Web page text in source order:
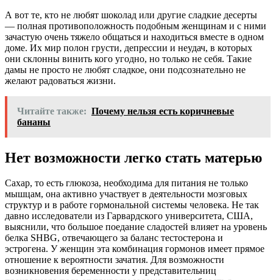
А вот те, кто не любят шоколад или другие сладкие десерты
— полная противоположность подобным женщинам и с ними
зачастую очень тяжело общаться и находиться вместе в одном
доме. Их мир полон грусти, депрессии и неудач, в которых
они склонны винить кого угодно, но только не себя. Такие
дамы не просто не любят сладкое, они подсознательно не
желают радоваться жизни.
Читайте также: Почему нельзя есть коричневые
бананы
Нет возможности легко стать матерью
Сахар, то есть глюкоза, необходима для питания не только
мышцам, она активно участвует в деятельности мозговых
структур и в работе гормональной системы человека. Не так
давно исследователи из Гарвардского университета, США,
выяснили, что большое поедание сладостей влияет на уровень
белка SHBG, отвечающего за баланс тестостерона и
эстрогена. У женщин эта комбинация гормонов имеет прямое
отношение к вероятности зачатия. Для возможности
возникновения беременности у представительниц